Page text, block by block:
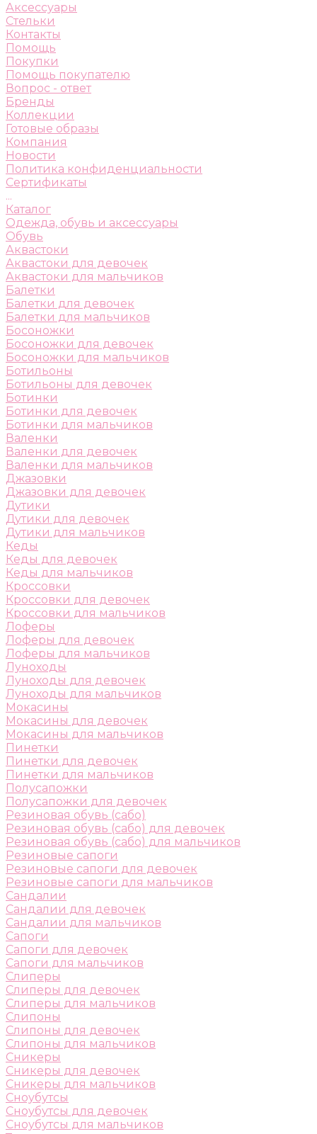
Аксессуары
Стельки
Контакты
Помощь
Покупки
Помощь покупателю
Вопрос - ответ
Бренды
Коллекции
Готовые образы
Компания
Новости
Политика конфиденциальности
Сертификаты
...
Каталог
Одежда, обувь и аксессуары
Обувь
Аквастоки
Аквастоки для девочек
Аквастоки для мальчиков
Балетки
Балетки для девочек
Балетки для мальчиков
Босоножки
Босоножки для девочек
Босоножки для мальчиков
Ботильоны
Ботильоны для девочек
Ботинки
Ботинки для девочек
Ботинки для мальчиков
Валенки
Валенки для девочек
Валенки для мальчиков
Джазовки
Джазовки для девочек
Дутики
Дутики для девочек
Дутики для мальчиков
Кеды
Кеды для девочек
Кеды для мальчиков
Кроссовки
Кроссовки для девочек
Кроссовки для мальчиков
Лоферы
Лоферы для девочек
Лоферы для мальчиков
Луноходы
Луноходы для девочек
Луноходы для мальчиков
Мокасины
Мокасины для девочек
Мокасины для мальчиков
Пинетки
Пинетки для девочек
Пинетки для мальчиков
Полусапожки
Полусапожки для девочек
Резиновая обувь (сабо)
Резиновая обувь (сабо) для девочек
Резиновая обувь (сабо) для мальчиков
Резиновые сапоги
Резиновые сапоги для девочек
Резиновые сапоги для мальчиков
Сандалии
Сандалии для девочек
Сандалии для мальчиков
Сапоги
Сапоги для девочек
Сапоги для мальчиков
Слиперы
Слиперы для девочек
Слиперы для мальчиков
Слипоны
Слипоны для девочек
Слипоны для мальчиков
Сникеры
Сникеры для девочек
Сникеры для мальчиков
Сноубутсы
Сноубутсы для девочек
Сноубутсы для мальчиков